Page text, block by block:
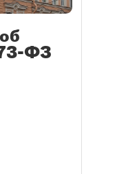
ФЗ